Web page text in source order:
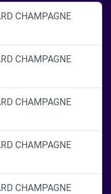
CHAMPAGNE
CHAMPAGNE
CHAMPAGNE
CHAMPAGNE
CHAMPAGNE